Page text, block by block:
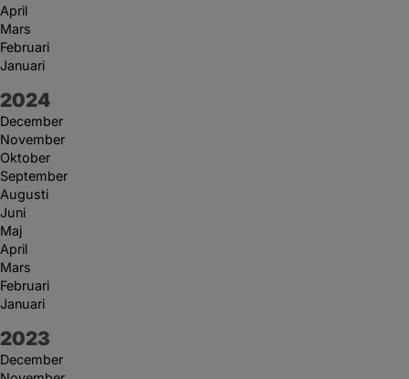
April
Mars
Februari
Januari
År:
2024
December
November
Oktober
September
Augusti
Juni
Maj
April
Mars
Februari
Januari
År:
2023
December